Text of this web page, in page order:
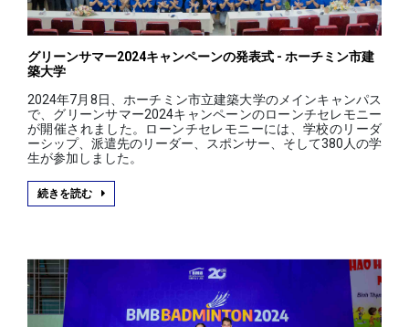
グリーンサマー2024キャンペーンの発表式 - ホーチミン市建
築大学
2024年7月8日、ホーチミン市立建築大学のメインキャンパス
で、グリーンサマー2024キャンペーンのローンチセレモニー
が開催されました。ローンチセレモニーには、学校のリーダ
ーシップ、派遣先のリーダー、スポンサー、そして380人の学
生が参加しました。
続きを読む